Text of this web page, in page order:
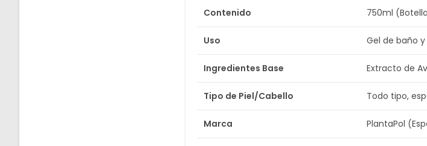
Contenido 750ml
Uso Gel de baño
Ingredientes Base Extracto de
Tipo de Piel/Cabello Todo tipo,
Marca PlantaPol